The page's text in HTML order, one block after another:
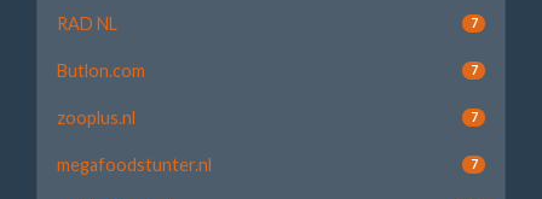
RAD NL 7
Butlon.com 7
zooplus.nl 7
megafoodstunter.nl 7